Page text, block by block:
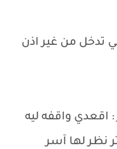
تدخل من غير اذن
واقفه ليه
نظر لها آسر